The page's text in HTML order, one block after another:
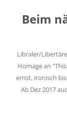
springen
Beim
Libraler/
Homage an
ernst, ironisch
Ab Dez 2017